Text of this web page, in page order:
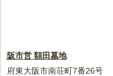
のがあります。付近で食事が
になりますが、フレンドリー
小さな山の上です。周囲には
阪市営 額田墓地
府東大阪市南荘町7番26号